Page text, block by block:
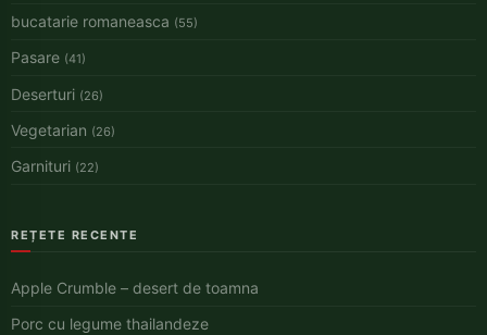
bucatarie romaneasca (55)
Pasare (41)
Deserturi (26)
Vegetarian (26)
Garnituri (22)
REȚETE RECENTE
Apple Crumble – desert de toamna
Porc cu legume thailandeze